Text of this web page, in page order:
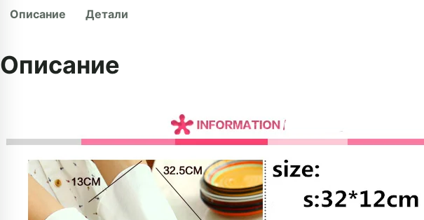
Описание Детали
Описание